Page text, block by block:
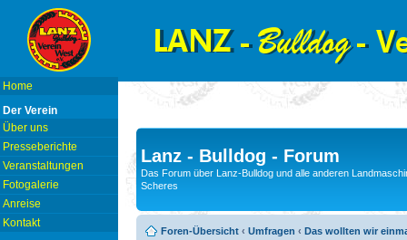
Home
Der Verein
Über uns
Presseberichte
Veranstaltungen
Fotogalerie
Anreise
Kontakt
Lanz - Bulldog - Forum
Das Forum über Lanz-Bulldog und alle anderen
Scheres
Foren-Übersicht ‹ Umfragen ‹ Das wollten wir